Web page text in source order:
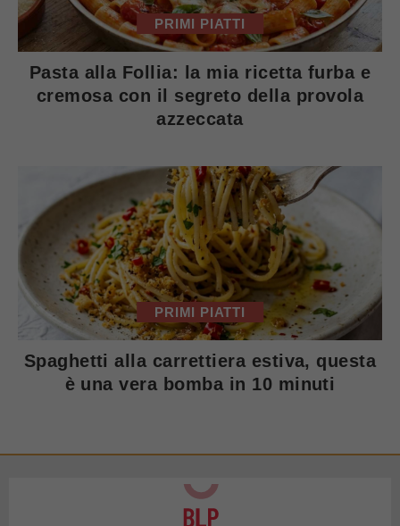
PRIMI PIATTI
Pasta alla Follia: la mia ricetta furba e
cremosa con il segreto della provola
azzeccata
PRIMI PIATTI
Spaghetti alla carrettiera estiva, questa
è una vera bomba in 10 minuti